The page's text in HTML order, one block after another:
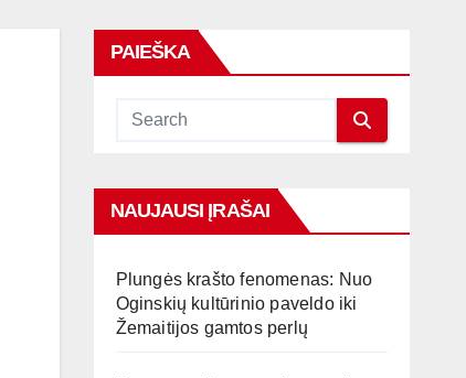
PAIEŠKA
NAUJAUSI ĮRAŠAI
Plungės krašto fenomenas: Nuo
Oginskių kultūrinio paveldo iki
Žemaitijos gamtos perlų